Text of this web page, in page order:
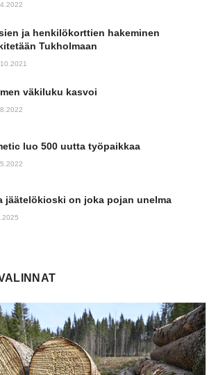
ja henkilökorttien hakeminen
Tukholmaan
väkiluku kasvoi
luo 500 uutta työpaikkaa
jäätelökioski on joka pojan unelma